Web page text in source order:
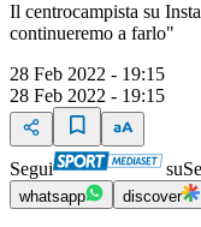
Il centrocampista su
continueremo a farlo"
28 Feb 2022 - 19:15
28 Feb 2022 - 19:15
Segui su
whatsapp discover